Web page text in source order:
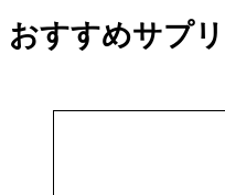
おすすめサプ